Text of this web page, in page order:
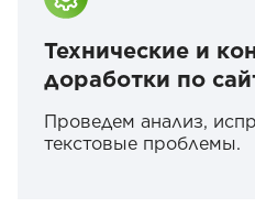
Технические и
доработки по
Проведем анализ,
текстовые проблемы.